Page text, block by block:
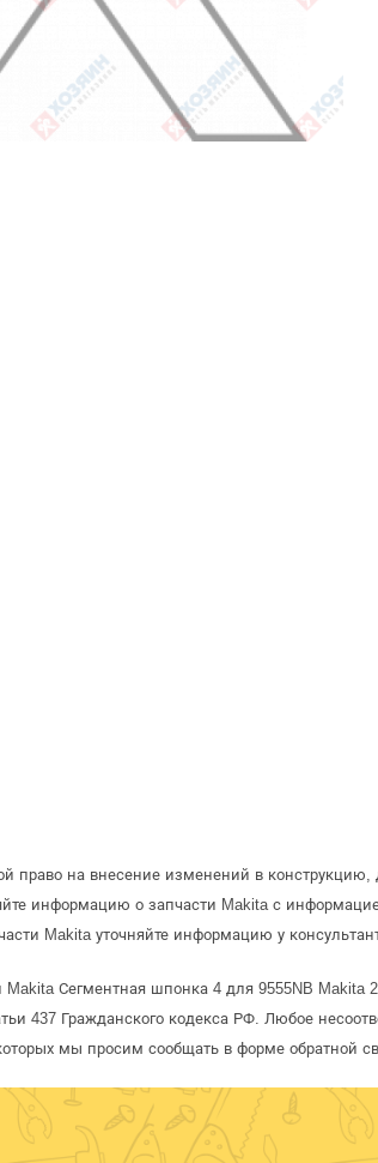
право на внесение изменений в
информацию о запчасти Makita с
Makita уточняйте информацию у
Сегментная шпонка 4 для 9555NB Makita
437 Гражданского кодекса РФ. Любое
мы просим сообщать в форме обратной